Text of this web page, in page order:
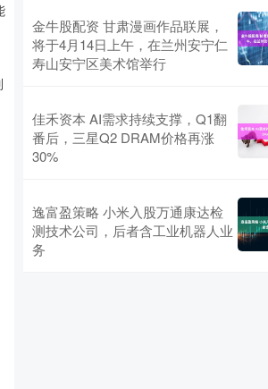
金牛股配资 甘肃漫画作品联展，
将于4月14日上午，在兰州安宁仁
寿山安宁区美术馆举行
佳禾资本 AI需求持续支撑，Q1翻
番后，三星Q2 DRAM价格再涨
30%
逸富盈策略 小米入股万通康达检
测技术公司，后者含工业机器人业
务